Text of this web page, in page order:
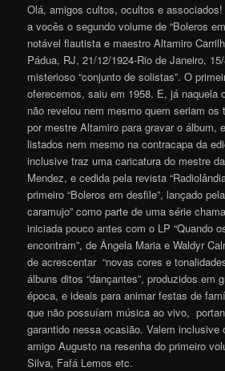
Olá, amigos cultos, ocultos e
a vocês o segundo volume de “Boleros
notável flautista e maestro Altamiro
Pádua, RJ, 21/12/1924-Rio de Janeiro,
misterioso “conjunto de solistas”. O
oferecemos, saiu em 1958. E, já naquela
não revelou nem mesmo quem seriam
por mestre Altamiro para gravar o álbum,
listados nem mesmo na contracapa da
inclusive traz uma caricatura do mestre
Mendez, e cedida pela revista
primeiro “Boleros em desfile”, lançado
caramujo” como parte de uma série
iniciada pouco antes com o LP “Quando
encontram”, de Ângela Maria e Waldyr
de acrescentar “novas cores e
álbuns ditos “dançantes”, produzidos em
época, e ideais para animar festas de
que não possuíam música ao vivo,
garantido nessa ocasião. Valem
amigo Augusto na resenha do primeiro
Silva, Fafá Lemos etc.